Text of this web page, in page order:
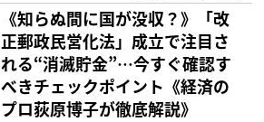
《知らぬ間に国が没収？》「改
正郵政民営化法」成立で注目さ
れる“消滅貯金”…今すぐ確認す
べきチェックポイント《経済の
プロ荻原博子が徹底解説》